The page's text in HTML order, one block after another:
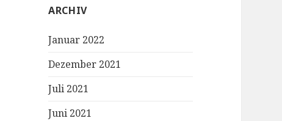
ARCHIV
Januar 2022
Dezember 2021
Juli 2021
Juni 2021